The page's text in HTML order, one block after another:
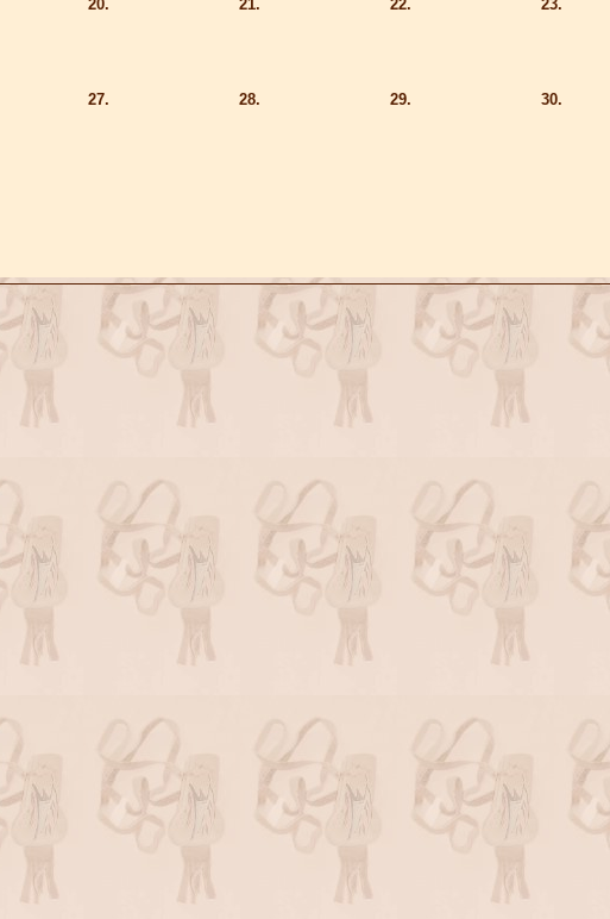
20. 21. 22. 23.
27. 28. 29. 30.